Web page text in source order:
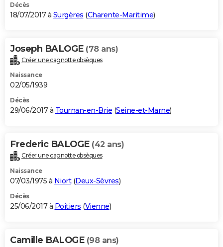
Décès
18/07/2017 à Surgères (Charente-Maritime)
Joseph BALOGE (78 ans)
Créer une cagnotte obsèques
Naissance
02/05/1939
Décès
29/06/2017 à Tournan-en-Brie (Seine-et-Marne)
Frederic BALOGE (42 ans)
Créer une cagnotte obsèques
Naissance
07/03/1975 à Niort(Deux-Sèvres)
Décès
25/06/2017 à Poitiers (Vienne)
Camille BALOGE (98 ans)